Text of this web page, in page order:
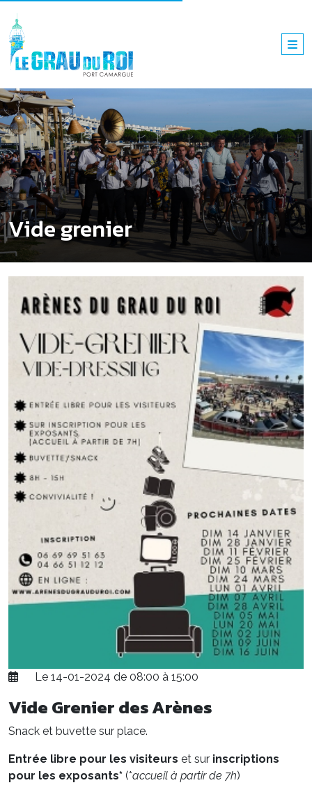
Vide grenier
Le 14-01-2024 de 08:00 à 15:00
Vide Grenier des Arènes
Snack et buvette sur place.
Entrée libre pour les visiteurs et sur inscriptions
pour les exposants* (*accueil à partir de 7h)